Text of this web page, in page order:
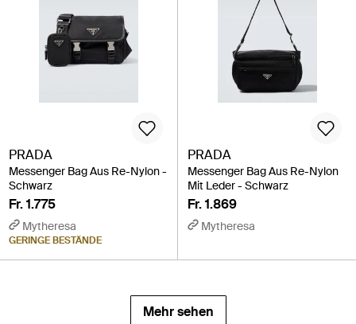
PRADA
Messenger Bag Aus Re-Nylon -
Schwarz
Fr. 1.775
Mytheresa
GERINGE BESTÄNDE
PRADA
Messenger Bag Aus Re-Nylon
Mit Leder - Schwarz
Fr. 1.869
Mytheresa
Mehr sehen